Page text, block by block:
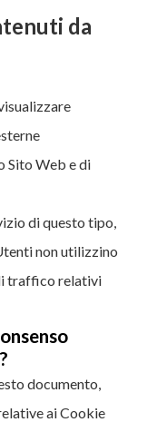
da
Sito Web e di
di questo tipo,
non utilizzino
traffico relativi
documento,
ai Cookie